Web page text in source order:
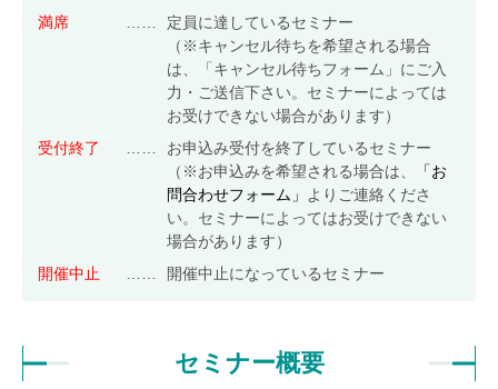
満席
定員に達しているセミナー
（※キャンセル待ちを希望される場合
は、「キャンセル待ちフォーム」にご入
力・ご送信下さい。セミナーによっては
お受けできない場合があります）
受付終了
お申込み受付を終了しているセミナー
（※お申込みを希望される場合は、
「お
問合わせフォーム」
よりご連絡くださ
い。セミナーによってはお受けできない
場合があります）
開催中止
開催中止になっているセミナー
セミナー概要
総合認証機関JACO セミナーサイト
セミナーのご案内
ISO 14001 / ISO 9001規格改訂(ISO 14001/9001 改訂)
(ISO 14001)
(ISO 9001)
情報セキュリティセミナー
(ISO/IEC 27001)
(ISO 55001)
ファシリティセミナー
(ISO 41001)